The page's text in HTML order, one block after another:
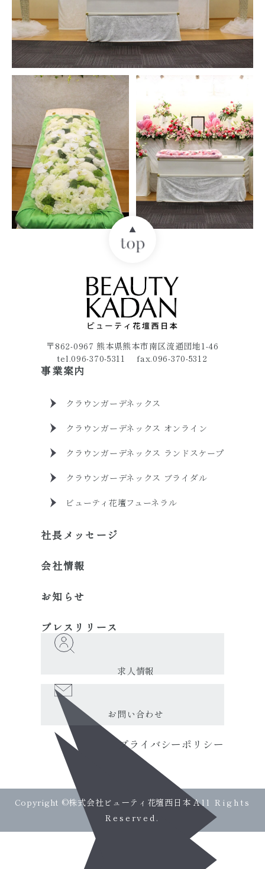
〒862-0967 熊本県熊本市南区流通団地1-46
tel.096-370-5311 fax.096-370-5312
事業案内
クラウンガーデネックス
クラウンガーデネックス オンライン
クラウンガーデネックス ランドスケープ
クラウンガーデネックス ブライダル
ビューティ花壇フューネラル
社長メッセージ
会社情報
お知らせ
プレスリリース
求人情報
お問い合わせ
プライバシーポリシー
Copyright ©株式会社ビューティ花壇西日本All Rights
Reserved.